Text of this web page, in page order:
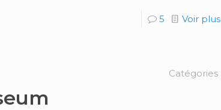
5 Voir plus
Catégories